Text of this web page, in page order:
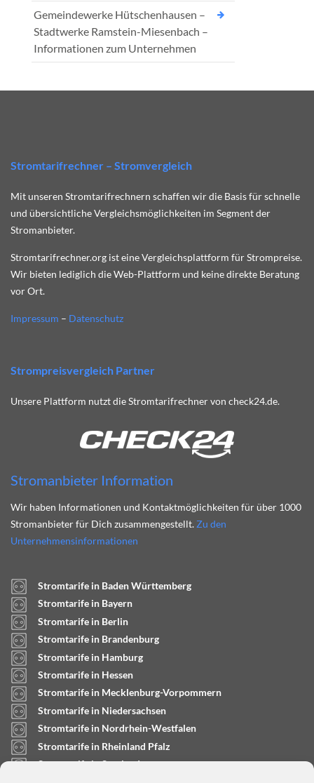
Gemeindewerke Hütschenhausen –
Stadtwerke Ramstein-Miesenbach –
Informationen zum Unternehmen
Stromtarifrechner – Stromvergleich
Mit unseren Stromtarifrechnern schaffen wir die Basis für schnelle
und übersichtliche Vergleichsmöglichkeiten im Segment der
Stromanbieter.
Stromtarifrechner.org ist eine Vergleichsplattform für Strompreise.
Wir bieten lediglich die Web-Plattform und keine direkte Beratung
vor Ort.
Impressum – Datenschutz
Strompreisvergleich Partner
Unsere Plattform nutzt die Stromtarifrechner von check24.de.
Stromanbieter Information
Wir haben Informationen und Kontaktmöglichkeiten für über 1000
Stromanbieter für Dich zusammengestellt. Zu den
Unternehmensinformationen
Stromtarife in Baden Württemberg
Stromtarife in Bayern
Stromtarife in Berlin
Stromtarife in Brandenburg
Stromtarife in Hamburg
Stromtarife in Hessen
Stromtarife in Mecklenburg-Vorpommern
Stromtarife in Niedersachsen
Stromtarife in Nordrhein-Westfalen
Stromtarife in Rheinland Pfalz
Stromtarife in Saarland